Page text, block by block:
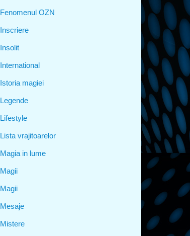
Fenomenul OZN
Inscriere
Insolit
International
Istoria magiei
Legende
Lifestyle
Lista vrajitoarelor
Magia in lume
Magii
Magii
Mesaje
Mistere